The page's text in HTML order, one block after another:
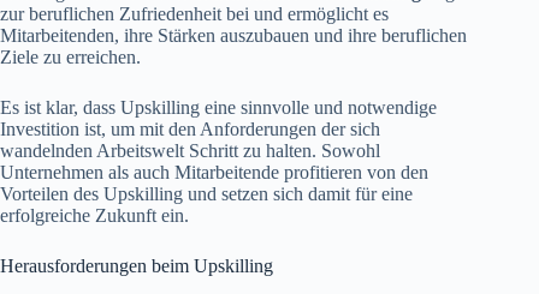
zur beruflichen Zufriedenheit bei und ermöglicht es
Mitarbeitenden, ihre Stärken auszubauen und ihre beruflichen
Ziele zu erreichen.
Es ist klar, dass Upskilling eine sinnvolle und notwendige
Investition ist, um mit den Anforderungen der sich
wandelnden Arbeitswelt Schritt zu halten. Sowohl
Unternehmen als auch Mitarbeitende profitieren von den
Vorteilen des Upskilling und setzen sich damit für eine
erfolgreiche Zukunft ein.
Herausforderungen beim Upskilling